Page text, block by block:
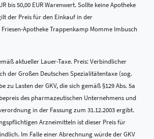
bis 50,00 EUR Warenwert. Sollte keine Apotheke
der Preis für den Einkauf in der
Apotheke Trappenkamp Momme Imbusch
aktueller Lauer-Taxe. Preis: Verbindlicher
der Großen Deutschen Spezialitätentaxe (sog.
zu Lasten der GKV, die sich gemäß §129 Abs. 5a
des pharmazeutischen Unternehmens und
in der Fassung zum 31.12.2003 ergibt.
Arzneimitteln ist dieser Preis für
Im Falle einer Abrechnung würde der GKV